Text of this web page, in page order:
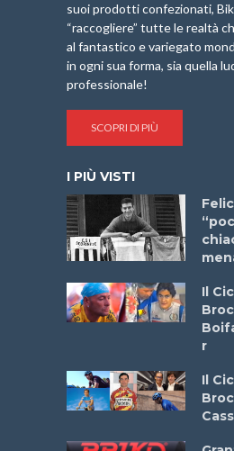
suoi prodotti confezionati,
“raccogliere” tutte le realtà
al fantastico e variegato
in ogni sua forma, sia quella
professionale!
SCOPRI DI PIÙ
I PIÙ VISTI
Il
r
Il